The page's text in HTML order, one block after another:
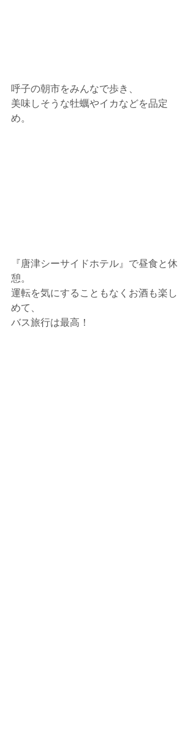
呼子の朝市をみんなで歩き、
美味しそうな牡蠣やイカなどを品定
め。
『唐津シーサイドホテル』で昼食と休
憩。
運転を気にすることもなくお酒も楽し
めて、
バス旅行は最高！